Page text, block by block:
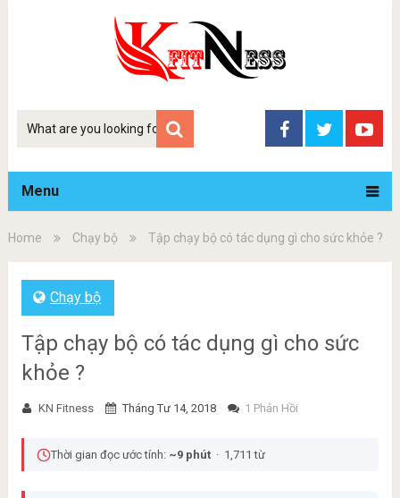
Tim
Menu
Home Chạy bộ Tập chạy bộ có tác dụng gì cho sức khỏe ?
Chạy bộ
Tập chạy bộ có tác dụng gì cho sức
khỏe ?
KN Fitness Tháng Tư 14, 2018 1 Phản Hồi
Thời gian đọc ước tính: ~9 phút· 1,711 từ